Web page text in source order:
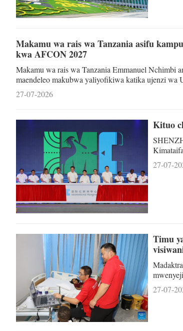
Makamu wa rais wa Tanzania asifu
kwa AFCON 2027
Makamu wa rais wa Tanzania Emmanuel
maendeleo makubwa yaliyofikiwa katika ujenzi wa
Afrika (AFCON) 2027. Taarifa iliyotolewa jana
imesema, katika ziara ya ukaguzi, Nchimbi amesifu
27-07-2026
Kituo
kituo
27-07-
Timu
kliniki
35 la
27-07-